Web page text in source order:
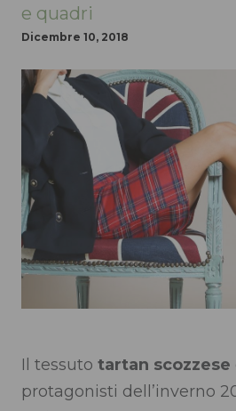
e quadri
Dicembre 10, 2018
Il tessuto tartan scozzese
protagonisti dell’inverno